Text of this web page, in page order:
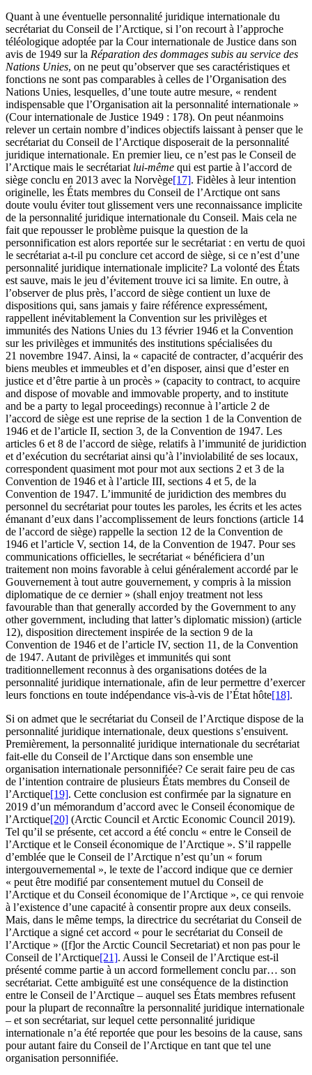
Quant à une éventuelle personnalité juridique internationale du
secrétariat du Conseil de l’Arctique, si l’on recourt à l’approche
téléologique adoptée par la Cour internationale de Justice dans son
avis de 1949 sur la Réparation des dommages subis au service des
Nations Unies, on ne peut qu’observer que ses caractéristiques et
fonctions ne sont pas comparables à celles de l’Organisation des
Nations Unies, lesquelles, d’une toute autre mesure, « rendent
indispensable que l’Organisation ait la personnalité internationale »
(Cour internationale de Justice 1949 : 178). On peut néanmoins
relever un certain nombre d’indices objectifs laissant à penser que le
secrétariat du Conseil de l’Arctique disposerait de la personnalité
juridique internationale. En premier lieu, ce n’est pas le Conseil de
l’Arctique mais le secrétariat lui-même qui est partie à l’accord de
siège conclu en 2013 avec la Norvège[17]. Fidèles à leur intention
originelle, les États membres du Conseil de l’Arctique ont sans
doute voulu éviter tout glissement vers une reconnaissance implicite
de la personnalité juridique internationale du Conseil. Mais cela ne
fait que repousser le problème puisque la question de la
personnification est alors reportée sur le secrétariat : en vertu de quoi
le secrétariat a-t-il pu conclure cet accord de siège, si ce n’est d’une
personnalité juridique internationale implicite? La volonté des États
est sauve, mais le jeu d’évitement trouve ici sa limite. En outre, à
l’observer de plus près, l’accord de siège contient un luxe de
dispositions qui, sans jamais y faire référence expressément,
rappellent inévitablement la Convention sur les privilèges et
immunités des Nations Unies du 13 février 1946 et la Convention
sur les privilèges et immunités des institutions spécialisées du
21 novembre 1947. Ainsi, la « capacité de contracter, d’acquérir des
biens meubles et immeubles et d’en disposer, ainsi que d’ester en
justice et d’être partie à un procès » (capacity to contract, to acquire
and dispose of movable and immovable property, and to institute
and be a party to legal proceedings) reconnue à l’article 2 de
l’accord de siège est une reprise de la section 1 de la Convention de
1946 et de l’article II, section 3, de la Convention de 1947. Les
articles 6 et 8 de l’accord de siège, relatifs à l’immunité de juridiction
et d’exécution du secrétariat ainsi qu’à l’inviolabilité de ses locaux,
correspondent quasiment mot pour mot aux sections 2 et 3 de la
Convention de 1946 et à l’article III, sections 4 et 5, de la
Convention de 1947. L’immunité de juridiction des membres du
personnel du secrétariat pour toutes les paroles, les écrits et les actes
émanant d’eux dans l’accomplissement de leurs fonctions (article 14
de l’accord de siège) rappelle la section 12 de la Convention de
1946 et l’article V, section 14, de la Convention de 1947. Pour ses
communications officielles, le secrétariat « bénéficiera d’un
traitement non moins favorable à celui généralement accordé par le
Gouvernement à tout autre gouvernement, y compris à la mission
diplomatique de ce dernier » (shall enjoy treatment not less
favourable than that generally accorded by the Government to any
other government, including that latter’s diplomatic mission) (article
12), disposition directement inspirée de la section 9 de la
Convention de 1946 et de l’article IV, section 11, de la Convention
de 1947. Autant de privilèges et immunités qui sont
traditionnellement reconnus à des organisations dotées de la
personnalité juridique internationale, afin de leur permettre d’exercer
leurs fonctions en toute indépendance vis-à-vis de l’État hôte[18].
Si on admet que le secrétariat du Conseil de l’Arctique dispose de la
personnalité juridique internationale, deux questions s’ensuivent.
Premièrement, la personnalité juridique internationale du secrétariat
fait-elle du Conseil de l’Arctique dans son ensemble une
organisation internationale personnifiée? Ce serait faire peu de cas
de l’intention contraire de plusieurs États membres du Conseil de
l’Arctique[19]. Cette conclusion est confirmée par la signature en
2019 d’un mémorandum d’accord avec le Conseil économique de
l’Arctique[20] (Arctic Council et Arctic Economic Council 2019).
Tel qu’il se présente, cet accord a été conclu « entre le Conseil de
l’Arctique et le Conseil économique de l’Arctique ». S’il rappelle
d’emblée que le Conseil de l’Arctique n’est qu’un « forum
intergouvernemental », le texte de l’accord indique que ce dernier
« peut être modifié par consentement mutuel du Conseil de
l’Arctique et du Conseil économique de l’Arctique », ce qui renvoie
à l’existence d’une capacité à consentir propre aux deux conseils.
Mais, dans le même temps, la directrice du secrétariat du Conseil de
l’Arctique a signé cet accord « pour le secrétariat du Conseil de
l’Arctique » ([f]or the Arctic Council Secretariat) et non pas pour le
Conseil de l’Arctique[21]. Aussi le Conseil de l’Arctique est-il
présenté comme partie à un accord formellement conclu par… son
secrétariat. Cette ambiguïté est une conséquence de la distinction
entre le Conseil de l’Arctique – auquel ses États membres refusent
pour la plupart de reconnaître la personnalité juridique internationale
– et son secrétariat, sur lequel cette personnalité juridique
internationale n’a été reportée que pour les besoins de la cause, sans
pour autant faire du Conseil de l’Arctique en tant que tel une
organisation personnifiée.